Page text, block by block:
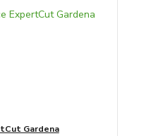
Gardena